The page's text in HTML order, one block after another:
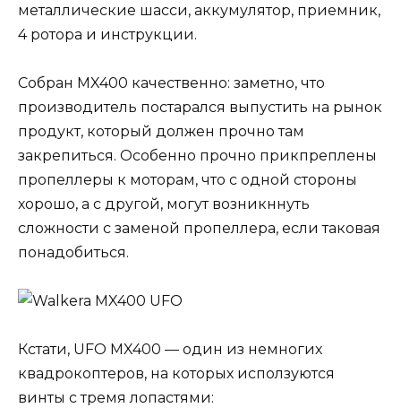
металлические шасси, аккумулятор, приемник,
4 ротора и инструкции.
Собран MX400 качественно: заметно, что
производитель постарался выпустить на рынок
продукт, который должен прочно там
закрепиться. Особенно прочно прикпреплены
пропеллеры к моторам, что с одной стороны
хорошо, а с другой, могут возникннуть
сложности с заменой пропеллера, если таковая
понадобиться.
Кстати, UFO MX400 — один из немногих
квадрокоптеров, на которых исползуются
винты с тремя лопастями: